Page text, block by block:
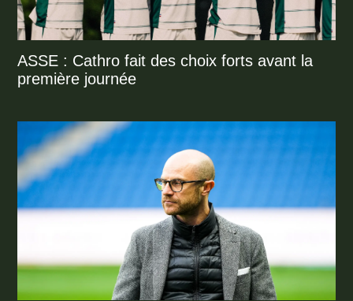
ASSE : Cathro fait des choix forts avant la
première journée